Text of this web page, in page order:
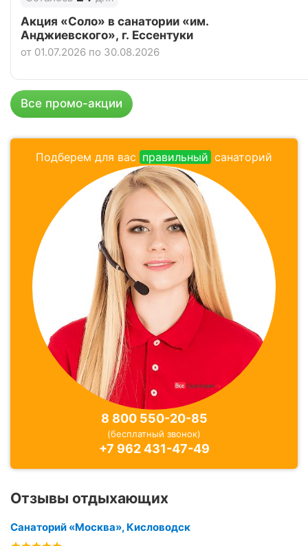
Рейтинг 4.9
Санаторий «Солнечный», Кисловодск
Рейтинг 4.8
58 отзывов
Акция «Соло» в санатории «им.
Анджиевского», г. Ессентуки
от 01.07.2026 по 30.08.2026
Все промо-акции
Подберем для вас правильный санаторий
8 800 550-20-85
(бесплатный звонок)
+7 962 431-47-49
Отзывы отдыхающих
Санаторий «Москва», Кисловодск